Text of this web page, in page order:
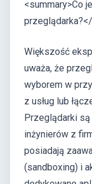
<summary>Co
Większość
uważa, że
wyborem w
z usług lub
Przeglądarki
inżynierów z
posiadają
(sandboxing) i